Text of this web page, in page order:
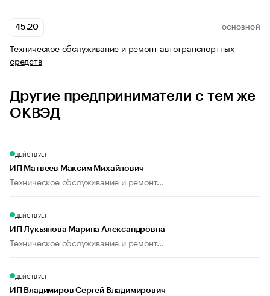
45.20 ОСНОВНОЙ
Техническое обслуживание и ремонт автотранспортных
средств
Другие предприниматели с тем же
ОКВЭД
ДЕЙСТВУЕТ
ИП Матвеев Максим Михайлович
Техническое обслуживание и ремонт...
ДЕЙСТВУЕТ
ИП Лукьянова Марина Александровна
Техническое обслуживание и ремонт...
ДЕЙСТВУЕТ
ИП Владимиров Сергей Владимирович